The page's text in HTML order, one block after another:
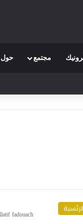
مجتمع حول
fadouach